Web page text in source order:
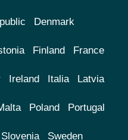
Denmark
Finland France
Ireland Italia Latvia
Poland Portugal
Slovenia Sweden